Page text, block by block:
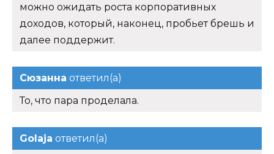
можно ожидать роста корпоративных
доходов, который, наконец, пробьет брешь и
далее поддержит.
Сюзанна ответил(а)
То, что пара проделала.
Golaja ответил(а)